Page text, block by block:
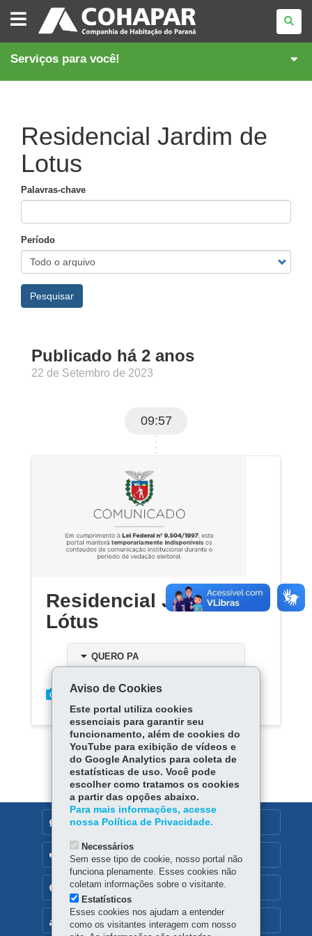
COMPANHIA
DE
HABITAÇÃO
DO
Serviços para você!
Residencial Jardim de
Lotus
Palavras-chave
Período
Pesquisar
Publicado há 2 anos
22 de Setembro de 2023
09:57
Residencial Jardim de
Lótus
QUERO PA
MAPA DO SITE
DENUNCIE CORRUPÇÃO
OUVIDORIA
TRANSPARÊNCIA INSTITUCIONAL
Aviso de Cookies
Este portal utiliza cookies
essenciais para garantir seu
funcionamento, além de cookies do
YouTube para exibição de vídeos e
do Google Analytics para coleta de
estatísticas de uso. Você pode
escolher como tratamos os cookies
a partir das opções abaixo.
Para mais informações, acesse
nossa Política de Privacidade.
Necessários
Sem esse tipo de cookie, nosso portal não
funciona plenamente. Esses cookies não
coletam informações sobre o visitante.
Estatísticos
Esses cookies nos ajudam a entender
como os visitantes interagem com nosso